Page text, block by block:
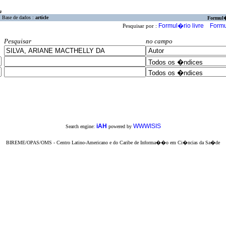
Base de dados : article
Pesquisar por : Formul�rio livre
Pesquisar
no campo
Search engine: iAH powered by WWWISIS
BIREME/OPAS/OMS - Centro Latino-Americano e do Caribe de Informa��o em Ci�ncias da Sa�de